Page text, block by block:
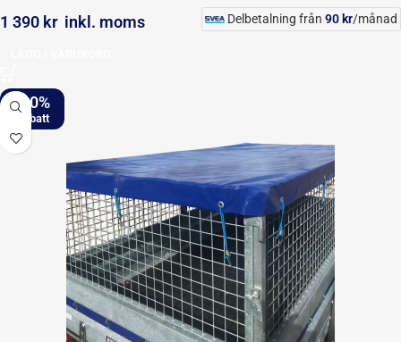
1 390 kr inkl. moms Delbetalning från 90 kr/månad
-20%